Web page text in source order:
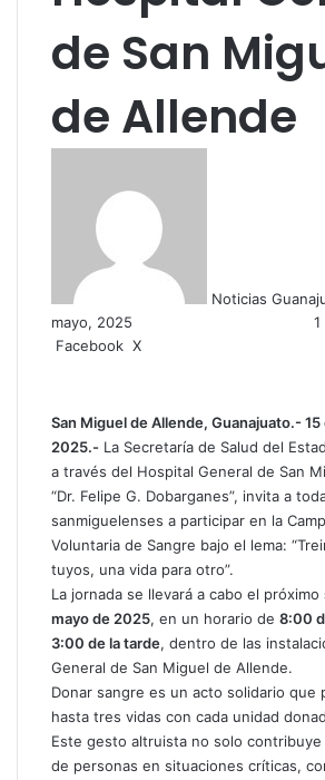
de San
de Allende
Noticias
mayo, 2025
Facebook X
tp
p
o
r
c
o
r
r
e
o
e
San Miguel de Allende, Guanajuato.- 15
2025.- La Secretaría de Salud del
a través del Hospital General de San
“Dr. Felipe G. Dobarganes”, invita a
sanmiguelenses a participar en la
Voluntaria de Sangre bajo el lema:
tuyos, una vida para otro”.
La jornada se llevará a cabo el próximo
mayo de 2025, en un horario de 8:00
3:00 de la tarde, dentro de las
General de San Miguel de Allende.
Donar sangre es un acto solidario que
hasta tres vidas con cada unidad
Este gesto altruista no solo contribuye
de personas en situaciones críticas,